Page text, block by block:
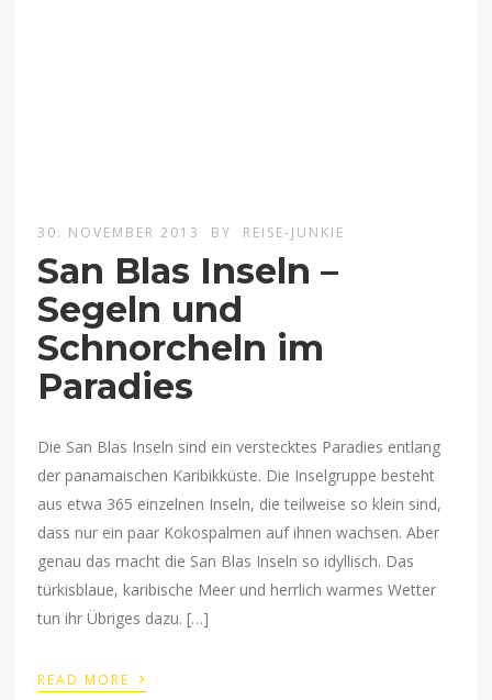
30. NOVEMBER 2013 BY REISE-JUNKIE
San Blas Inseln –
Segeln und
Schnorcheln im
Paradies
Die San Blas Inseln sind ein verstecktes Paradies entlang
der panamaischen Karibikküste. Die Inselgruppe besteht
aus etwa 365 einzelnen Inseln, die teilweise so klein sind,
dass nur ein paar Kokospalmen auf ihnen wachsen. Aber
genau das macht die San Blas Inseln so idyllisch. Das
türkisblaue, karibische Meer und herrlich warmes Wetter
tun ihr Übriges dazu. […]
READ MORE ›